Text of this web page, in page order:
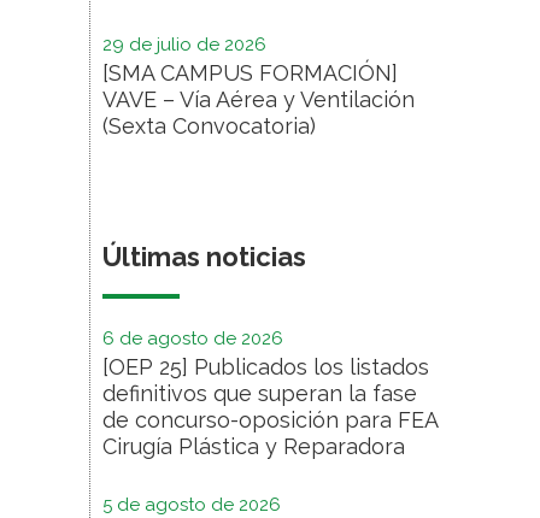
29 de julio de 2026
[SMA CAMPUS FORMACIÓN]
VAVE – Vía Aérea y Ventilación
(Sexta Convocatoria)
Últimas noticias
6 de agosto de 2026
[OEP 25] Publicados los listados
definitivos que superan la fase
de concurso-oposición para FEA
Cirugía Plástica y Reparadora
5 de agosto de 2026